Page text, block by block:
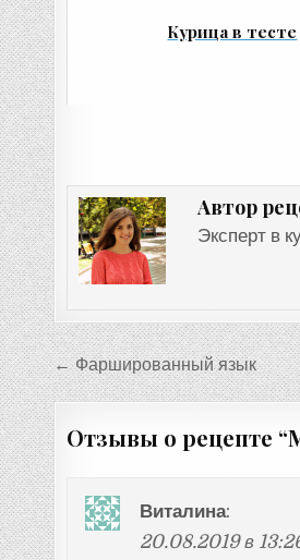
Курица в тесте
Автор
Эксперт в
Навигация
по
записям
← Фаршированный язык
Отзывы о рецепте “
Виталина:
20.08.2019 в